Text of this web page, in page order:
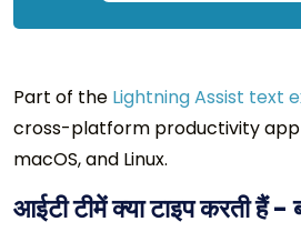
Part of the Lightning Assist text
cross-platform productivity app
macOS, and Linux.
आईटी टीमें क्या टाइप करती हैं -